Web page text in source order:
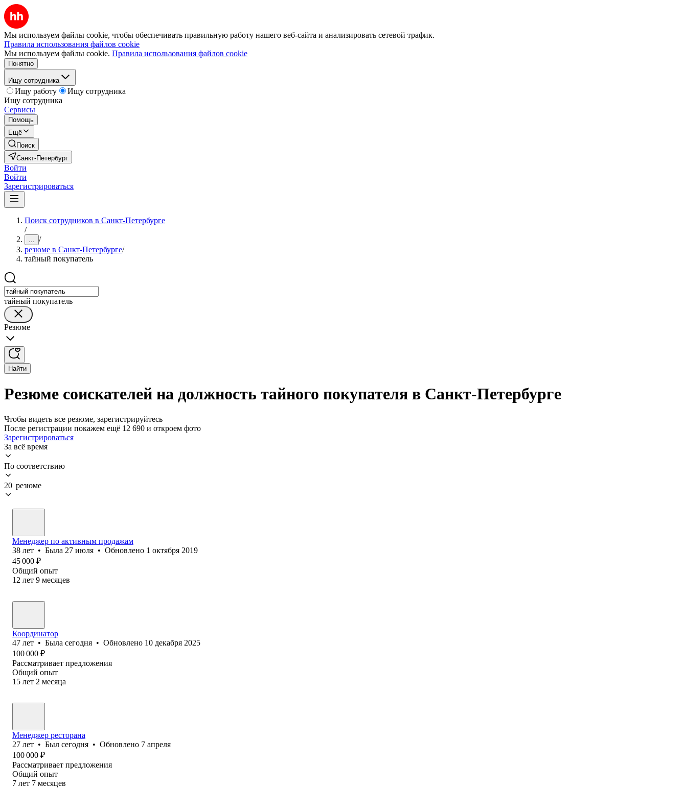
Мы используем файлы cookie, чтобы обеспечивать правильную работу нашего веб-сайта и анализировать сетевой трафик.
Правила использования файлов cookie
Мы используем файлы cookie. Правила использования файлов cookie
Понятно
Ищу сотрудника
Ищу работу
Ищу сотрудника
Ищу сотрудника
Сервисы
Помощь
Ещё
Поиск
Санкт-Петербург
Войти
Войти
Зарегистрироваться
Поиск сотрудников в Санкт-Петербурге
/
... /
резюме в Санкт-Петербурге/
тайный покупатель
тайный покупатель
Резюме
Найти
Резюме соискателей на должность тайного покупателя в Санкт-Петербурге
Чтобы видеть все резюме, зарегистрируйтесь
После регистрации покажем ещё 12 690 и откроем фото
Зарегистрироваться
За всё время
По соответствию
20 резюме
Менеджер по активным продажам
38 лет • Была 27 июля • Обновлено 1 октября 2019
45 000 ₽
Общий опыт
12 лет 9 месяцев
Координатор
47 лет • Была сегодня • Обновлено 10 декабря 2025
100 000 ₽
Рассматривает предложения
Общий опыт
15 лет 2 месяца
Менеджер ресторана
27 лет • Был сегодня • Обновлено 7 апреля
100 000 ₽
Рассматривает предложения
Общий опыт
7 лет 7 месяцев